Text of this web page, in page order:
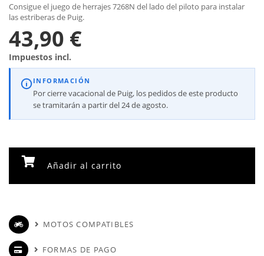
Consigue el juego de herrajes 7268N del lado del piloto para instalar
las estriberas de Puig.
43,90 €
Impuestos incl.
INFORMACIÓN
Por cierre vacacional de Puig, los pedidos de este producto
se tramitarán a partir del 24 de agosto.
Añadir al carrito
MOTOS COMPATIBLES
FORMAS DE PAGO